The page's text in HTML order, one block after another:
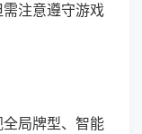
注意遵守游戏
局牌型、智能